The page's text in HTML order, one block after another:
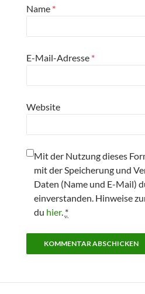
Name *
E-Mail-Adresse *
Website
Mit der Nutzung dieses
mit der Speicherung und
Daten (Name und E-Mail)
einverstanden. Hinweise
du hier. *